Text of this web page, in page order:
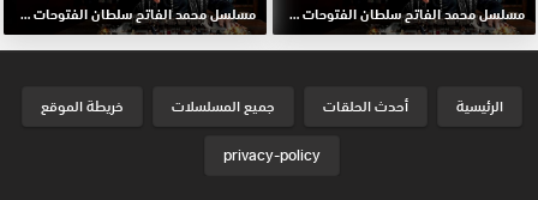
مسلسل محمد الفاتح سلطان الفتوحات مترجم الحلقة 2 HD مسلسل محمد الفاتح سلطان الفتوحات مترجم الحلقة الاولي 1 HD
الرئيسية أحدث الحلقات جميع المسلسلات
خريطة الموقع
privacy-policy